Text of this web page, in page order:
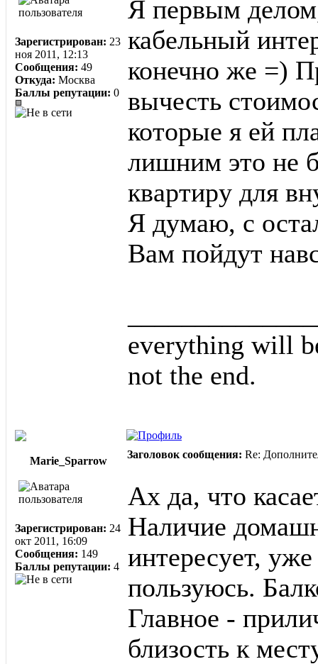
Зарегистрирован: 23
ноя 2011, 12:13
Сообщения: 49
Откуда: Москва
Баллы репутации: 0
Я первым
кабельный
конечно же =)
вычесть
которые я ей
лишним это не
квартиру для
Я думаю, с
Вам пойдут
everything will
not the end.
Marie_Sparrow
Заголовок сообщения: Re:
Зарегистрирован: 24
окт 2011, 16:09
Сообщения: 149
Баллы репутации: 4
Ах да, что
Наличие
интересует,
пользуюсь.
Главное -
близость к